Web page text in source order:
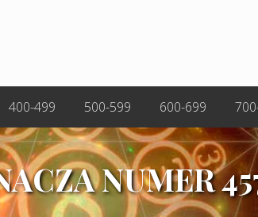
400-499 500-599 600-699
NUMER